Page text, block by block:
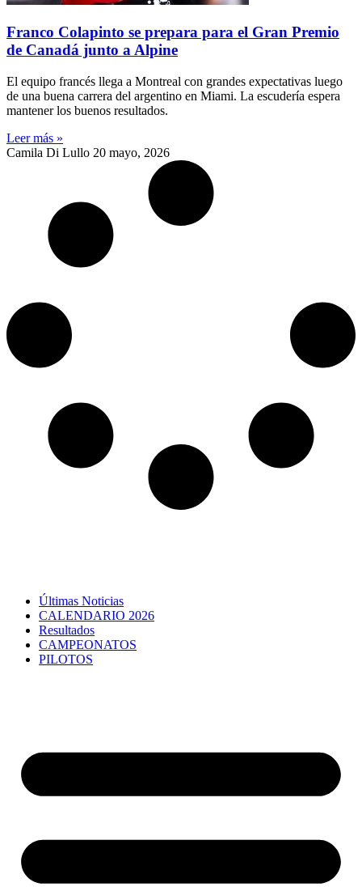
Franco Colapinto se prepara para el Gran Premio
de Canadá junto a Alpine
El equipo francés llega a Montreal con grandes expectativas luego
de una buena carrera del argentino en Miami. La escudería espera
mantener los buenos resultados.
Leer más »
Camila Di Lullo 20 mayo, 2026
Últimas Noticias
CALENDARIO 2026
Resultados
CAMPEONATOS
PILOTOS